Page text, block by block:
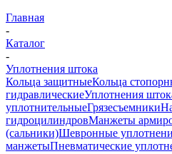
Главная
-
Каталог
-
Уплотнения штока
Кольца защитныеКольца
гидравлическиеУплотнения
уплотнительныеГрязесъемники
гидроцилиндровМанжеты
(сальники)Шевронные
манжетыПневматические